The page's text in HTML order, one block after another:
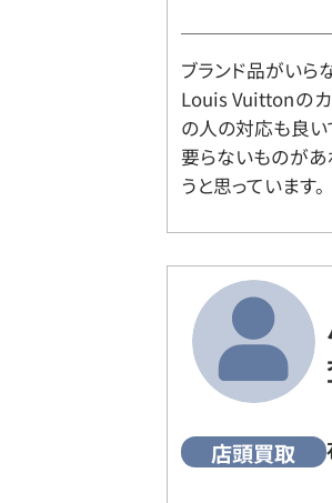
ブランド品がいら
Louis Vuittonの
の人の対応も良い
要らないものがあ
うと思っています。
店頭買取